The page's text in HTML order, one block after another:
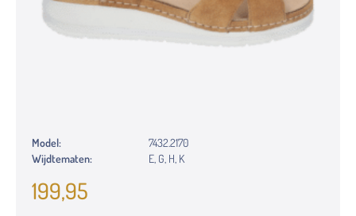
Model:
7432.2170
Wijdtematen:
E, G, H, K
199,95